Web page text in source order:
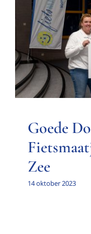
Goede
Goede
Zee
14 oktober 2023